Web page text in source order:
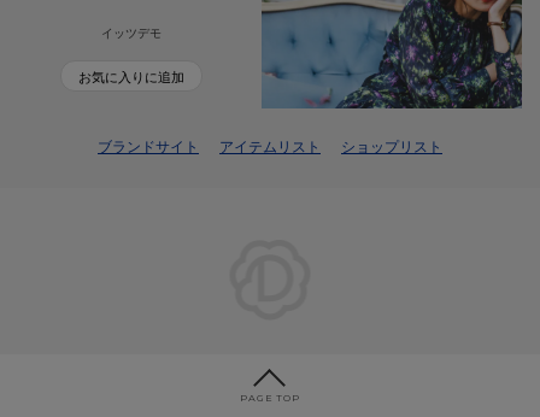
イッツデモ
お気に入りに追加
ブランドサイト アイテムリスト ショップリスト
PAGE TOP